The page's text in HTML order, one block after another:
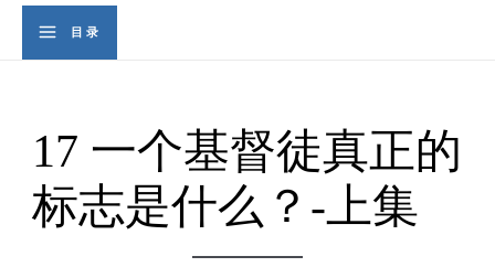
Main
目录
17 一个基督徒真正的
标志是什么？-上集